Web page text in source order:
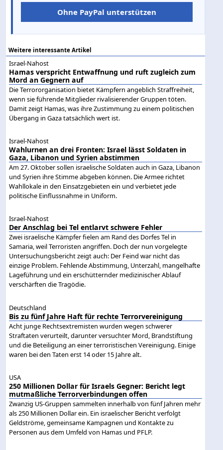
Ohne PayPal unterstützen
Weitere interessante Artikel
Israel-Nahost
Hamas verspricht Entwaffnung und ruft zugleich zum
Mord an Gegnern auf
Die Terrororganisation bietet Kämpfern angeblich Straffreiheit,
wenn sie führende Mitglieder rivalisierender Gruppen töten.
Damit zeigt Hamas, was ihre Zustimmung zu einem politischen
Übergang in Gaza tatsächlich wert ist.
Israel-Nahost
Wahlurnen an drei Fronten: Israel lässt Soldaten in
Gaza, Libanon und Syrien abstimmen
Am 27. Oktober sollen israelische Soldaten auch in Gaza, Libanon
und Syrien ihre Stimme abgeben können. Die Armee richtet
Wahllokale in den Einsatzgebieten ein und verbietet jede
politische Einflussnahme in Uniform.
Israel-Nahost
Der Anschlag bei Tel entlarvt schwere Fehler
Zwei israelische Kämpfer fielen am Rand des Dorfes Tel in
Samaria, weil Terroristen angriffen. Doch der nun vorgelegte
Untersuchungsbericht zeigt auch: Der Feind war nicht das
einzige Problem. Fehlende Abstimmung, Unterzahl, mangelhafte
Lageführung und ein erschütternder medizinischer Ablauf
verschärften die Tragödie.
Deutschland
Bis zu fünf Jahre Haft für rechte Terrorvereinigung
Acht junge Rechtsextremisten wurden wegen schwerer
Straftaten verurteilt, darunter versuchter Mord, Brandstiftung
und die Beteiligung an einer terroristischen Vereinigung. Einige
waren bei den Taten erst 14 oder 15 Jahre alt.
USA
250 Millionen Dollar für Israels Gegner: Bericht legt
mutmaßliche Terrorverbindungen offen
Zwanzig US-Gruppen sammelten innerhalb von fünf Jahren mehr
als 250 Millionen Dollar ein. Ein israelischer Bericht verfolgt
Geldströme, gemeinsame Kampagnen und Kontakte zu
Personen aus dem Umfeld von Hamas und PFLP.